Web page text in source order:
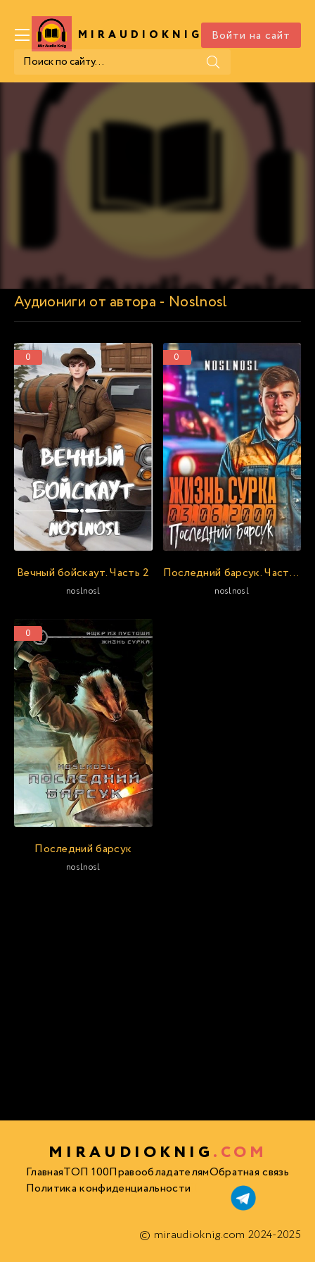
MIRAUDIOKNIG .COM
Войти на сайт
Аудиониги от автора - Noslnosl
0
Вечный бойскаут. Часть 2
noslnosl
0
Последний барсук. Часть 2
noslnosl
0
Последний барсук
noslnosl
MIRAUDIOKNIG .COM
ГлавнаяТОП 100ПравообладателямОбратная связь
Политика конфиденциальности
© miraudioknig.com 2024-2025